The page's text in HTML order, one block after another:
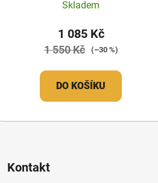
Skladem
1 085 Kč
1 550 Kč (–30 %)
DO KOŠÍKU
Kontakt